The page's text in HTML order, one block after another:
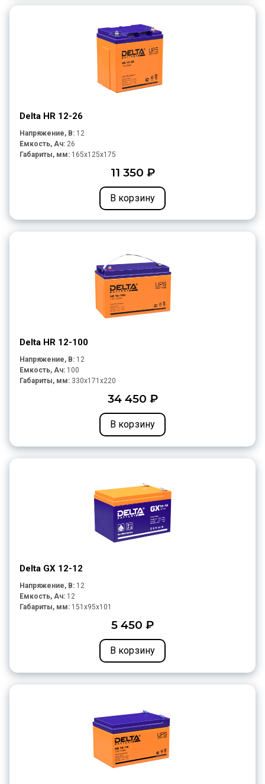
Delta HR 12-26
Напряжение, В: 12
Емкость, Ач: 26
Габариты, мм: 165x125x175
11 350 ₽
В корзину
Delta HR 12-100
Напряжение, В: 12
Емкость, Ач: 100
Габариты, мм: 330x171x220
34 450 ₽
В корзину
Delta GX 12-12
Напряжение, В: 12
Емкость, Ач: 12
Габариты, мм: 151x95x101
5 450 ₽
В корзину